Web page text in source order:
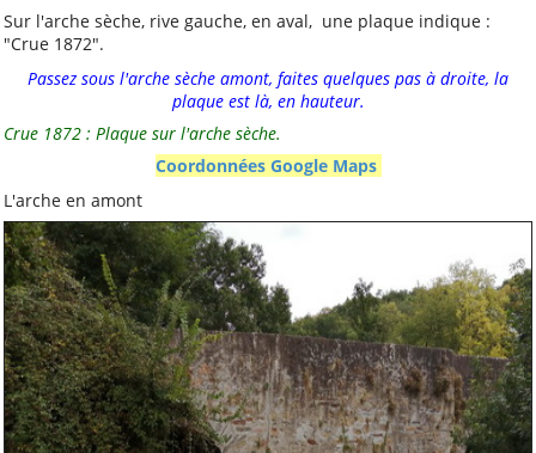
Kayak-polo
Tous les mots-clés
À voir aussi
Site ou Page FB des
Sections de l'amicale
Cap Caffino (Trail, VTT,
VTC, etc)
L'Art au Belvédère
Club de Canoë Kayak
Sur la commune
Sur l'arche sèche, rive gauche, en aval, une plaque indique :
"Crue 1872".
Passez sous l'arche sèche amont, faites quelques pas à droite, la
plaque est là, en hauteur.
Crue 1872 : Plaque sur l'arche sèche.
Coordonnées Google Maps
L'arche en amont